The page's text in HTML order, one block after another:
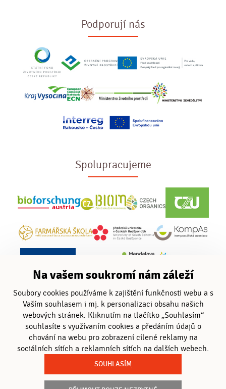
Podporují nás
Spolupracujeme
Na vašem soukromí nám záleží
Soubory cookies používáme k zajištění funkčnosti webu a s
Vaším souhlasem i mj. k personalizaci obsahu našich
webových stránek. Kliknutím na tlačítko „Souhlasím“
souhlasíte s využívaním cookies a předáním údajů o
chování na webu pro zobrazení cílené reklamy na
sociálních sítích a reklamních sítích na dalších webech.
SOUHLASÍM